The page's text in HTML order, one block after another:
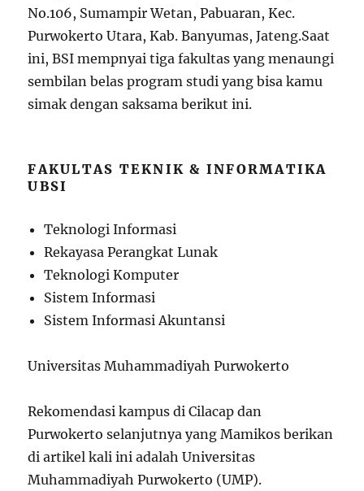
No.106, Sumampir Wetan, Pabuaran, Kec.
Purwokerto Utara, Kab. Banyumas, Jateng.Saat
ini, BSI mempnyai tiga fakultas yang menaungi
sembilan belas program studi yang bisa kamu
simak dengan saksama berikut ini.
FAKULTAS TEKNIK & INFORMATIKA
UBSI
Teknologi Informasi
Rekayasa Perangkat Lunak
Teknologi Komputer
Sistem Informasi
Sistem Informasi Akuntansi
Universitas Muhammadiyah Purwokerto
Rekomendasi kampus di Cilacap dan
Purwokerto selanjutnya yang Mamikos berikan
di artikel kali ini adalah Universitas
Muhammadiyah Purwokerto (UMP).